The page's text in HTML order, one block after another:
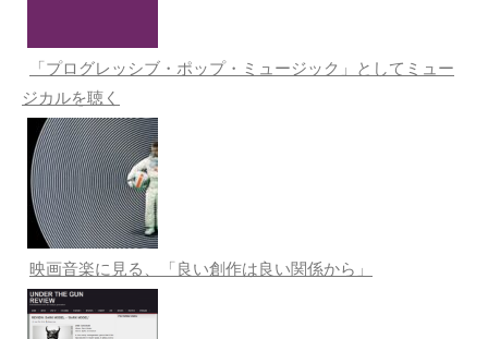
「プログレッシブ・ポップ・ミュージック」としてミュー
ジカルを聴く
映画音楽に見る、「良い創作は良い関係から」